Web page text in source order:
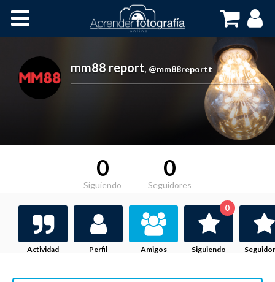
Cursos OnLine
mm88 report, @mm88reportt
0
Siguiendo
0
Seguidores
Actividad Perfil Amigos Siguiendo
0